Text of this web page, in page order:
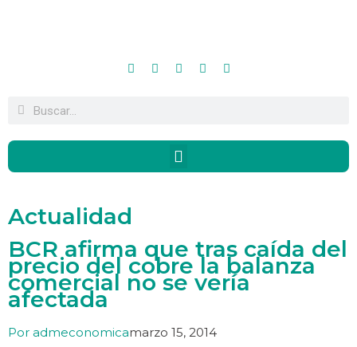
Actualidad
BCR afirma que tras caída del
precio del cobre la balanza
comercial no se vería
afectada
Por admeconomicamarzo 15, 2014